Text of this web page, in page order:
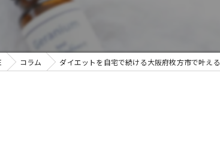
小顔
フェムケア
コラム ダイエットを自宅で続ける大阪府枚方市で叶え